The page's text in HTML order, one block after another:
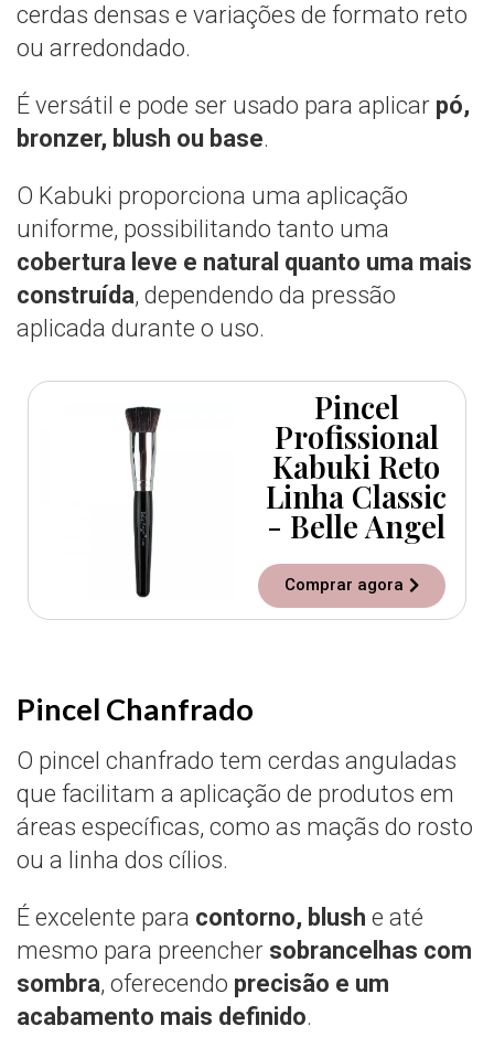
cerdas densas e variações de formato reto
ou arredondado.
É versátil e pode ser usado para aplicar pó,
bronzer, blush ou base.
O Kabuki proporciona uma aplicação
uniforme, possibilitando tanto uma
cobertura leve e natural quanto uma mais
construída, dependendo da pressão
aplicada durante o uso.
Pincel
Profissional
Kabuki Reto
Linha Classic
- Belle Angel
Comprar agora
Pincel Chanfrado
O pincel chanfrado tem cerdas anguladas
que facilitam a aplicação de produtos em
áreas específicas, como as maçãs do rosto
ou a linha dos cílios.
É excelente para contorno, blush e até
mesmo para preencher sobrancelhas com
sombra, oferecendo precisão e um
acabamento mais definido.